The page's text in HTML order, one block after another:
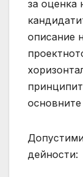
за оценка
описание
дейности: